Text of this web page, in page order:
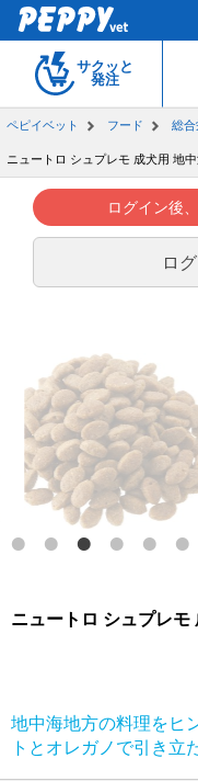
サクッと
発注
ペピイベット フード 総
ニュートロ シュプレモ 成犬用 地
ログイン後
ロ
ニュートロ シュプレ
地中海地方の料理をヒ
トとオレガノで引き立